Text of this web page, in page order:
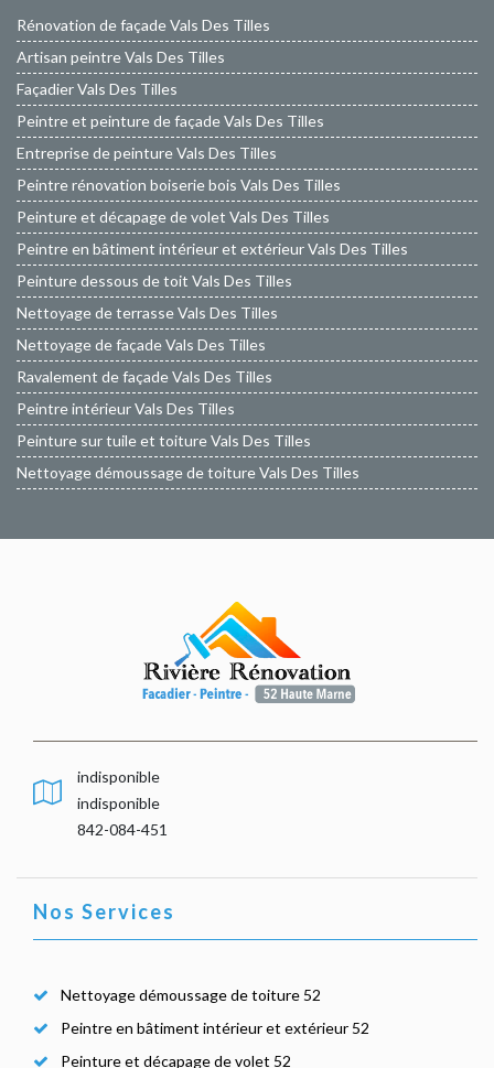
Rénovation de façade Vals Des Tilles
Artisan peintre Vals Des Tilles
Façadier Vals Des Tilles
Peintre et peinture de façade Vals Des Tilles
Entreprise de peinture Vals Des Tilles
Peintre rénovation boiserie bois Vals Des Tilles
Peinture et décapage de volet Vals Des Tilles
Peintre en bâtiment intérieur et extérieur Vals Des Tilles
Peinture dessous de toit Vals Des Tilles
Nettoyage de terrasse Vals Des Tilles
Nettoyage de façade Vals Des Tilles
Ravalement de façade Vals Des Tilles
Peintre intérieur Vals Des Tilles
Peinture sur tuile et toiture Vals Des Tilles
Nettoyage démoussage de toiture Vals Des Tilles
indisponible
indisponible
842-084-451
Nos Services
Nettoyage démoussage de toiture 52
Peintre en bâtiment intérieur et extérieur 52
Peinture et décapage de volet 52